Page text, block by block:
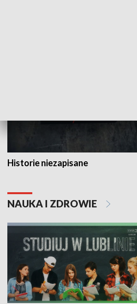
Historie niezapisane
NAUKA I ZDROWIE